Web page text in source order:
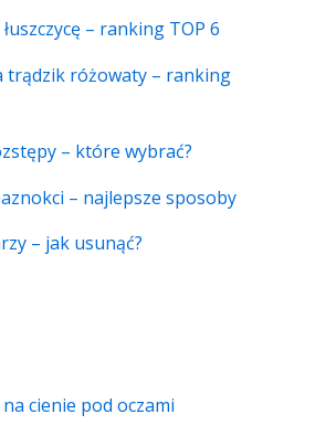
– ranking TOP 6
trądzik różowaty – ranking
– które wybrać?
– najlepsze sposoby
– jak usunąć?
cienie pod oczami